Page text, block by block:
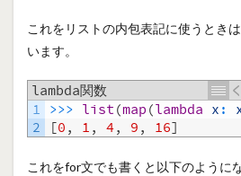
これをリストの内包表記に使うとき
います。
lambda関数
1
2
>>> list(map(lambda x:
[0, 1, 4, 9, 16]
これをfor文でも書くと以下のように